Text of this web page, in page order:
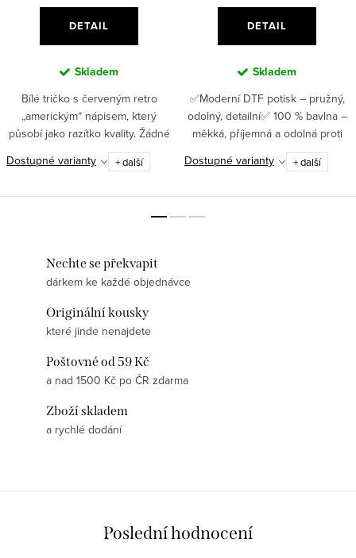
DETAIL
Skladem
Bílé tričko s červeným retro
„americkým“ nápisem, který
působí jako razítko kvality. Žádné
hobby. Žádné „jen tak si brnkám“.
Tady je to oficiální.
Dostupné varianty + další
DETAIL
Skladem
✅Moderní DTF potisk – pružný,
odolný, detailní✅ 100 % bavlna –
měkká, příjemná a odolná proti
opotřebení ✅ Gramáž 180 g/m² –
jistota kvality, která vydrží ✅
Dostupné varianty + další
Nechte se překvapit
dárkem ke každé objednávce
Originální kousky
které jinde nenajdete
Poštovné od 59 Kč
a nad 1500 Kč po ČR zdarma
Zboží skladem
a rychlé dodání
Poslední hodnocení